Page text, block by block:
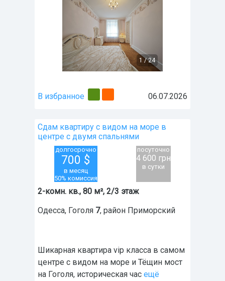
1 /24
В избранное 06.07.2026
Сдам квартиру с видом на море в
центре с двумя спальнями
долгосрочно
700 $
в месяц
50% комиссия
посуточно
4 600 грн
в сутки
2-комн. кв., 80 м², 2/3 этаж
Одесса, Гоголя 7, район Приморский
Шикарная квартира vip класса в самом
центре с видом на море и Тёщин мост
на Гоголя, историческая час ещё